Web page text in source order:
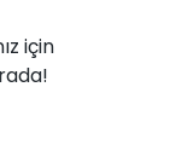
için